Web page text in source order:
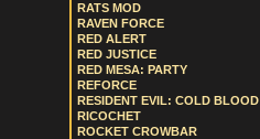
RATS MOD
RAVEN FORCE
RED ALERT
RED JUSTICE
RED MESA: PARTY
REFORCE
RESIDENT EVIL: COLD BLOOD
RICOCHET
ROCKET CROWBAR